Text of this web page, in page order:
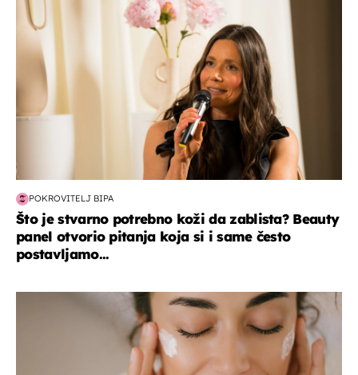
POKROVITELJ BIPA
Što je stvarno potrebno koži da zablista? Beauty
panel otvorio pitanja koja si i same često
postavljamo...
moda & ljepota